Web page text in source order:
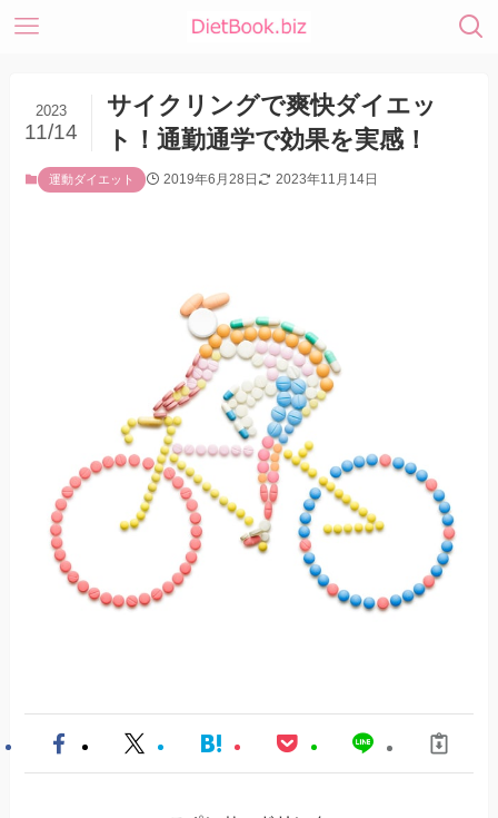
サイクリングで爽快ダイエッ
ト！通勤通学で効果を実感！
2023
11/14
運動ダイエット 2019年6月28日 2023年11月14日